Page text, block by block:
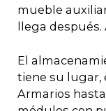
mueble
llega
El
tiene su lugar,
Armarios